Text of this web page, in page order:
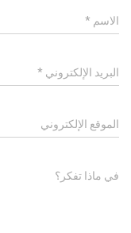
الاسم *
البريد الإلكتروني *
الموقع الإلكتروني
في ماذا تفكر؟